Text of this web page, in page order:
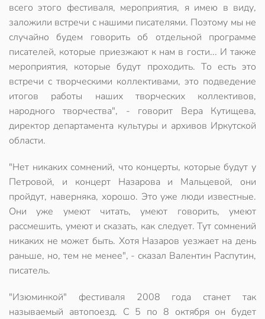
всего этого фестиваля, мероприятия, я имею в виду,
заложили встречи с нашими писателями. Поэтому мы не
случайно будем говорить об отдельной программе
писателей, которые приезжают к нам в гости... И также
мероприятия, которые будут проходить. То есть это
встречи с творческими коллективами, это подведение
итогов работы наших творческих коллективов,
народного творчества", - говорит Вера Кутищева,
директор департамента культуры и архивов Иркутской
области.
"Нет никаких сомнений, что концерты, которые будут у
Петровой, и концерт Назарова и Мальцевой, они
пройдут, наверняка, хорошо. Это уже люди известные.
Они уже умеют читать, умеют говорить, умеют
рассмешить, умеют и сказать, как следует. Тут сомнений
никаких не может быть. Хотя Назаров уезжает на день
раньше, но, тем не менее", - сказал Валентин Распутин,
писатель.
"Изюминкой" фестиваля 2008 года станет так
называемый автопоезд. С 5 по 8 октября он будет